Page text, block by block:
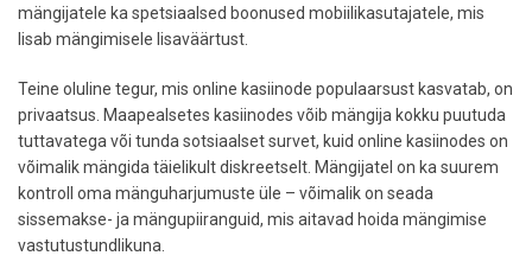
mängijatele ka spetsiaalsed boonused mobiilikasutajatele, mis
lisab mängimisele lisaväärtust.
Teine oluline tegur, mis online kasiinode populaarsust kasvatab, on
privaatsus. Maapealsetes kasiinodes võib mängija kokku puutuda
tuttavatega või tunda sotsiaalset survet, kuid online kasiinodes on
võimalik mängida täielikult diskreetselt. Mängijatel on ka suurem
kontroll oma mänguharjumuste üle – võimalik on seada
sissemakse- ja mängupiiranguid, mis aitavad hoida mängimise
vastutustundlikuna.